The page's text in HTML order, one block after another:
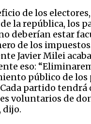
de los
la república, los
deberían estar
de los
Javier Milei
eso:
público de los
partido tendrá
voluntarios de
dijo.